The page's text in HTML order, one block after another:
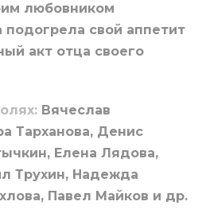
любовником
свой аппетит
акт отца своего
Вячеслав
Тарханова, Денис
Елена Лядова,
Трухин, Надежда
Павел Майков и др.